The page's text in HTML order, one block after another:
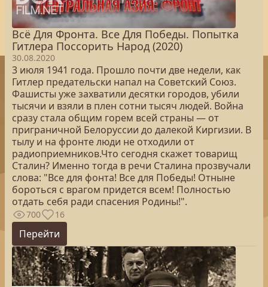
Всё Для Фронта. Все Для Победы. Попытка
Гитлера Поссорить Народ (2020)
30.08.2020
3 июля 1941 года. Прошло почти две недели, как
Гитлер предательски напал на Советский Союз.
Фашисты уже захватили десятки городов, убили
тысячи и взяли в плен сотни тысяч людей. Война
сразу стала общим горем всей страны — от
приграничной Белоруссии до далекой Киргизии. В
тылу и на фронте люди не отходили от
радиоприемников.Что сегодня скажет товарищ
Сталин? Именно тогда в речи Сталина прозвучали
слова: "Все для фонта! Все для Победы! Отныне
бороться с врагом придется всем! Полностью
отдать себя ради спасения Родины!".
700 16
Перейти